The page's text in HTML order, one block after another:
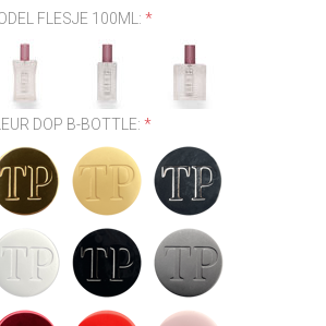
FLESJE 100ML:*
DOP B-BOTTLE:*